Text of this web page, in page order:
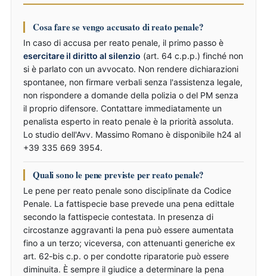
Cosa fare se vengo accusato di reato penale?
In caso di accusa per reato penale, il primo passo è
esercitare il diritto al silenzio (art. 64 c.p.p.) finché non
si è parlato con un avvocato. Non rendere dichiarazioni
spontanee, non firmare verbali senza l'assistenza legale,
non rispondere a domande della polizia o del PM senza
il proprio difensore. Contattare immediatamente un
penalista esperto in reato penale è la priorità assoluta.
Lo studio dell'Avv. Massimo Romano è disponibile h24 al
+39 335 669 3954.
Quali sono le pene previste per reato penale?
Le pene per reato penale sono disciplinate da Codice
Penale. La fattispecie base prevede una pena edittale
secondo la fattispecie contestata. In presenza di
circostanze aggravanti la pena può essere aumentata
fino a un terzo; viceversa, con attenuanti generiche ex
art. 62-bis c.p. o per condotte riparatorie può essere
diminuita. È sempre il giudice a determinare la pena